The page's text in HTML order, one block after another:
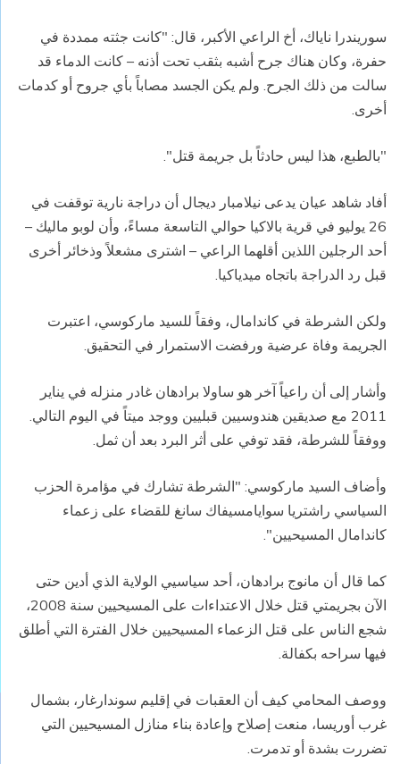
سوريندرا ناياك، أخ الراعي الأكبر، قال: "كانت جثته ممددة في
حفرة، وكان هناك جرح أشبه بثقب تحت أذنه – كانت الدماء قد
سالت من ذلك الجرح. ولم يكن الجسد مصاباً بأي جروح أو كدمات
أخرى.
"بالطبع، هذا ليس حادثاً بل جريمة قتل".
أفاد شاهد عيان يدعى نيلامبار ديجال أن دراجة نارية توقفت في
26 يوليو في قرية بالاكيا حوالي التاسعة مساءً، وأن لوبو ماليك –
أحد الرجلين اللذين أقلهما الراعي – اشترى مشعلاً وذخائر أخرى
قبل رد الدراجة باتجاه ميدياكيا.
ولكن الشرطة في كاندامال، وفقاً للسيد ماركوسي، اعتبرت
الجريمة وفاة عرضية ورفضت الاستمرار في التحقيق.
وأشار إلى أن راعياً آخر هو ساولا برادهان غادر منزله في يناير
2011 مع صديقين هندوسيين قبليين ووجد ميتاً في اليوم التالي.
ووفقاً للشرطة، فقد توفي على أثر البرد بعد أن ثمل.
وأضاف السيد ماركوسي: "الشرطة تشارك في مؤامرة الحزب
السياسي راشتريا سوايامسيفاك سانغ للقضاء على زعماء
كاندامال المسيحيين".
كما قال أن مانوج برادهان، أحد سياسيي الولاية الذي أدين حتى
الآن بجريمتي قتل خلال الاعتداءات على المسيحيين سنة 2008،
شجع الناس على قتل الزعماء المسيحيين خلال الفترة التي أطلق
فيها سراحه بكفالة.
ووصف المحامي كيف أن العقبات في إقليم سوندارغار، بشمال
غرب أوريسا، منعت إصلاح وإعادة بناء منازل المسيحيين التي
تضررت بشدة أو تدمرت.